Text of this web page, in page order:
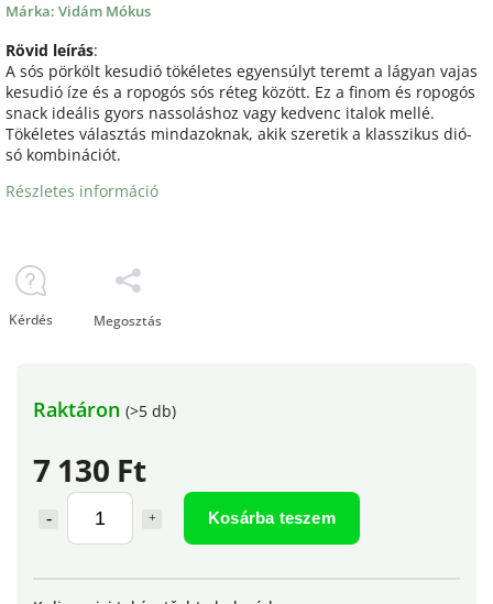
Márka: Vidám Mókus
7 130 Ft
Kosárba teszem
Raktáron (>5 db)
Rövid leírás:
A sós pörkölt kesudió tökéletes egyensúlyt teremt a lágyan vajas
kesudió íze és a ropogós sós réteg között. Ez a finom és ropogós
snack ideális gyors nassoláshoz vagy kedvenc italok mellé.
Tökéletes választás mindazoknak, akik szeretik a klasszikus dió-
só kombinációt.
Részletes információ
Kérdés Megosztás